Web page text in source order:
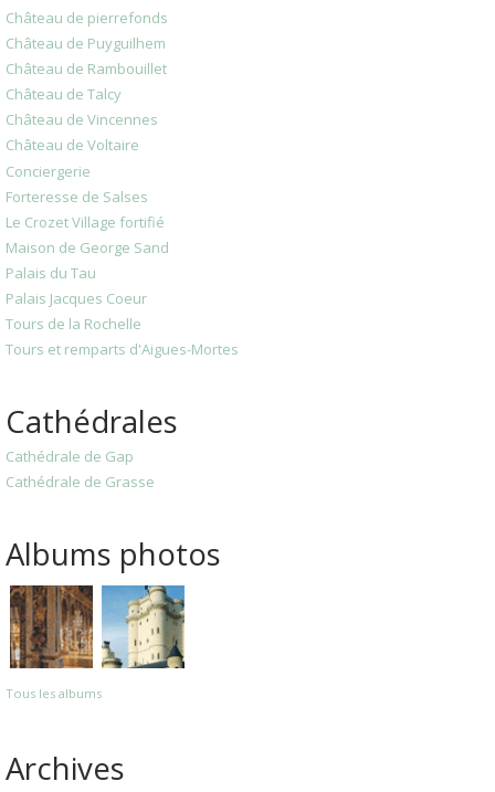
Château de pierrefonds
Château de Puyguilhem
Château de Rambouillet
Château de Talcy
Château de Vincennes
Château de Voltaire
Conciergerie
Forteresse de Salses
Le Crozet Village fortifié
Maison de George Sand
Palais du Tau
Palais Jacques Coeur
Tours de la Rochelle
Tours et remparts d'Aigues-Mortes
Cathédrales
Cathédrale de Gap
Cathédrale de Grasse
Albums photos
Tous les albums
Archives